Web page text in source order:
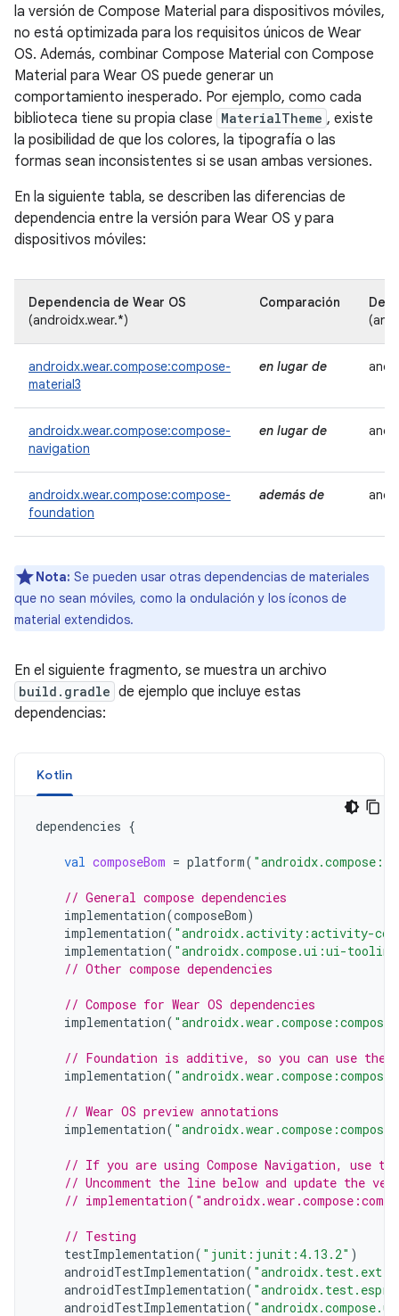
la versión de Compose Material para dispositivos móviles,
no está optimizada para los requisitos únicos de Wear
OS. Además, combinar Compose Material con Compose
Material para Wear OS puede generar un
comportamiento inesperado. Por ejemplo, como cada
biblioteca tiene su propia clase MaterialTheme , existe
la posibilidad de que los colores, la tipografía o las
formas sean inconsistentes si se usan ambas versiones.
En la siguiente tabla, se describen las diferencias de
dependencia entre la versión para Wear OS y para
dispositivos móviles:
Dependencia de Wear OS
(androidx.wear.*)
Comparación
androidx.wear.compose:compose-
material3
en lugar de
androidx.wear.compose:compose-
navigation
en lugar de
androidx.wear.compose:compose-
foundation
además de
Nota: Se pueden usar otras dependencias de materiales
que no sean móviles, como la ondulación y los íconos de
material extendidos.
En el siguiente fragmento, se muestra un archivo
build.gradle de ejemplo que incluye estas
dependencias:
Kotlin
dependencies {
val composeBom = platform(
// General compose dependencies
implementation(composeBom)
implementation( "androidx.activity:activity-
implementation( "androidx.compose.ui:ui-
// Other compose dependencies
// Compose for Wear OS dependencies
implementation(
// Foundation is additive, so you can use the
implementation(
// Wear OS preview annotations
implementation(
// If you are using Compose Navigation, use the
// Uncomment the line below and update the
//
// Testing
testImplementation( "junit:junit:4.13.2" )
androidTestImplementation(
androidTestImplementation(
androidTestImplementation(